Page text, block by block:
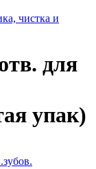
чистка и
для
упак)